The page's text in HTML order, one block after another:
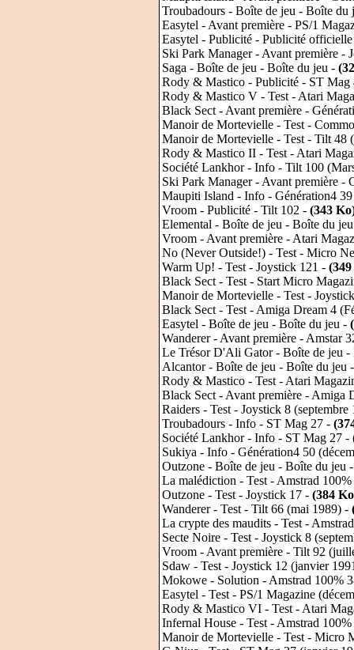
Troubadours - Boîte de jeu - Boîte du
Easytel - Avant première - PS/1
Easytel - Publicité - Publicité
Ski Park Manager - Avant première
Saga - Boîte de jeu - Boîte du jeu -
Rody & Mastico - Publicité - ST
Rody & Mastico V - Test - Atari
Black Sect - Avant première -
Manoir de Mortevielle - Test -
Manoir de Mortevielle - Test - Tilt 48
Rody & Mastico II - Test - Atari
Société Lankhor - Info - Tilt 100
Ski Park Manager - Avant première -
Maupiti Island - Info - Génération4
Vroom - Publicité - Tilt 102 - (343
Elemental - Boîte de jeu - Boîte du
Vroom - Avant première - Atari
No (Never Outside!) - Test - Micro
Warm Up! - Test - Joystick 121 -
Black Sect - Test - Start Micro
Manoir de Mortevielle - Test -
Black Sect - Test - Amiga Dream 4
Easytel - Boîte de jeu - Boîte du jeu -
Wanderer - Avant première - Amstar
Le Trésor D'Ali Gator - Boîte de jeu
Alcantor - Boîte de jeu - Boîte du jeu
Rody & Mastico - Test - Atari
Black Sect - Avant première - Amiga
Raiders - Test - Joystick 8
Troubadours - Info - ST Mag 27 -
Société Lankhor - Info - ST Mag 27 -
Sukiya - Info - Génération4 50
Outzone - Boîte de jeu - Boîte du jeu
La malédiction - Test - Amstrad
Outzone - Test - Joystick 17 - (384
Wanderer - Test - Tilt 66 (mai 1989) -
La crypte des maudits - Test -
Secte Noire - Test - Joystick 8
Vroom - Avant première - Tilt 92
Sdaw - Test - Joystick 12 (janvier
Mokowe - Solution - Amstrad 100%
Easytel - Test - PS/1 Magazine
Rody & Mastico VI - Test - Atari
Infernal House - Test - Amstrad
Manoir de Mortevielle - Test - Micro